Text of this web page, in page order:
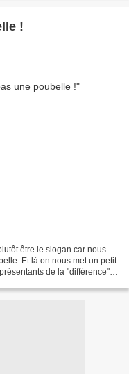
!
être le slogan car nous
Et là on nous met un petit
de la "différence"